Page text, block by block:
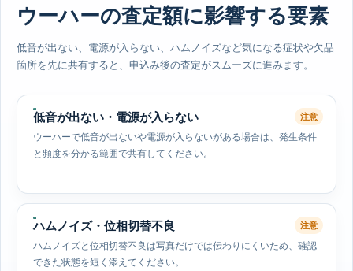
ウーハーの査定額に影響する要素
低音が出ない、電源が入らない、ハムノイズなど気になる症状や欠品
箇所を先に共有すると、申込み後の査定がスムーズに進みます。
低音が出ない・電源が入らない 注意
ウーハーで低音が出ないや電源が入らないがある場合は、発生条件
と頻度を分かる範囲で共有してください。
ハムノイズ・位相切替不良 注意
ハムノイズと位相切替不良は写真だけでは伝わりにくいため、確認
できた状態を短く添えてください。